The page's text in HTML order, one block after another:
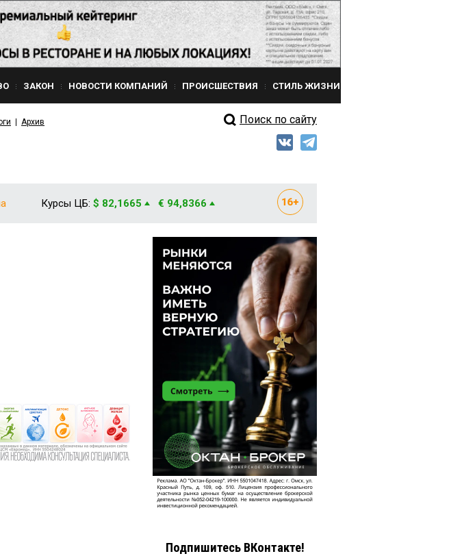
ЗАКОН НОВОСТИ КОМПАНИЙ ПРОИСШЕСТВИЯ СТИЛЬ ЖИЗНИ
Архив Поиск по сайту
Курсы ЦБ: $ 82,1665 € 94,8366
Подпишитесь ВКонтакте!